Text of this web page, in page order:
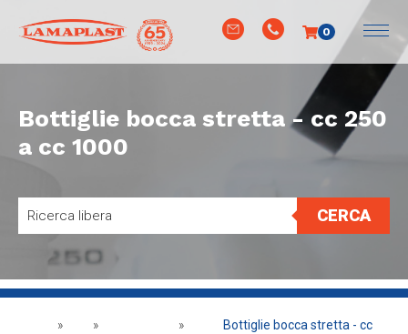
0
Bottiglie bocca stretta - cc 250
a cc 1000
CERCA
»
»
»
Bottiglie bocca stretta - cc